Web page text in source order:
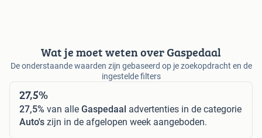
Wat je moet weten over Gaspedaal
De onderstaande waarden zijn gebaseerd op je zoekopdracht en de
ingestelde filters
27,5%
27,5% van alle Gaspedaal advertenties in de categorie
Auto's zijn in de afgelopen week aangeboden.